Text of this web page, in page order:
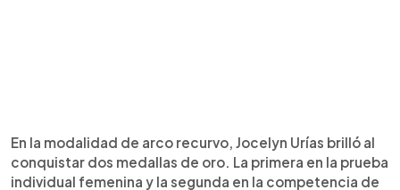
En la modalidad de arco recurvo, Jocelyn Urías brilló al
conquistar dos medallas de oro. La primera en la prueba
individual femenina y la segunda en la competencia de